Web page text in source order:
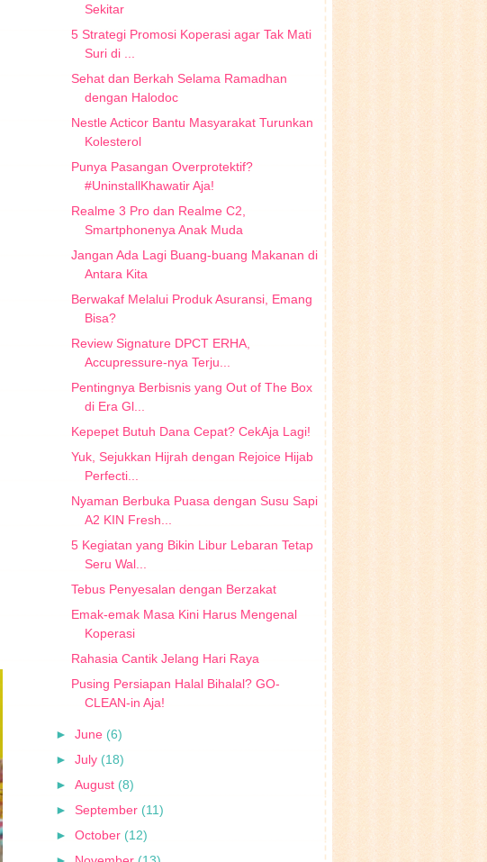
Sekitar
5 Strategi Promosi Koperasi agar Tak Mati
Suri di ...
Sehat dan Berkah Selama Ramadhan
dengan Halodoc
Nestle Acticor Bantu Masyarakat Turunkan
Kolesterol
Punya Pasangan Overprotektif?
#UninstallKhawatir Aja!
Realme 3 Pro dan Realme C2,
Smartphonenya Anak Muda
Jangan Ada Lagi Buang-buang Makanan di
Antara Kita
Berwakaf Melalui Produk Asuransi, Emang
Bisa?
Review Signature DPCT ERHA,
Accupressure-nya Terju...
Pentingnya Berbisnis yang Out of The Box
di Era Gl...
Kepepet Butuh Dana Cepat? CekAja Lagi!
Yuk, Sejukkan Hijrah dengan Rejoice Hijab
Perfecti...
Nyaman Berbuka Puasa dengan Susu Sapi
A2 KIN Fresh...
5 Kegiatan yang Bikin Libur Lebaran Tetap
Seru Wal...
Tebus Penyesalan dengan Berzakat
Emak-emak Masa Kini Harus Mengenal
Koperasi
Rahasia Cantik Jelang Hari Raya
Pusing Persiapan Halal Bihalal? GO-
CLEAN-in Aja!
► June (6)
► July (18)
► August (8)
► September (11)
► October (12)